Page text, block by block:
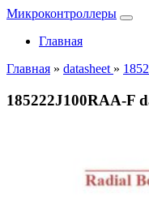
Микроконтроллеры
Главная
Главная » datasheet »
185222J100RAA-F